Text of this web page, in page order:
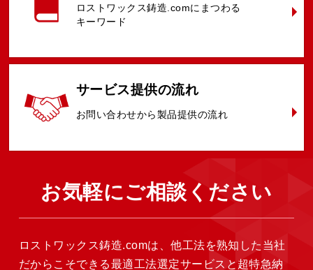
ロストワックス鋳造.comに まつわる
キーワード
サービス提供の流れ
お問い合わせから 製品提供の流れ
お気軽にご相談ください
ロストワックス鋳造.comは、他工法を熟知した当社
だからこそできる最適工法選定サービスと超特急納